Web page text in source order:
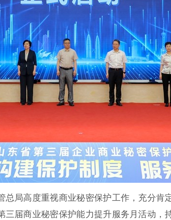
局高度重视商业秘密保护工作，充分肯
届商业秘密保护能力提升服务月活动，